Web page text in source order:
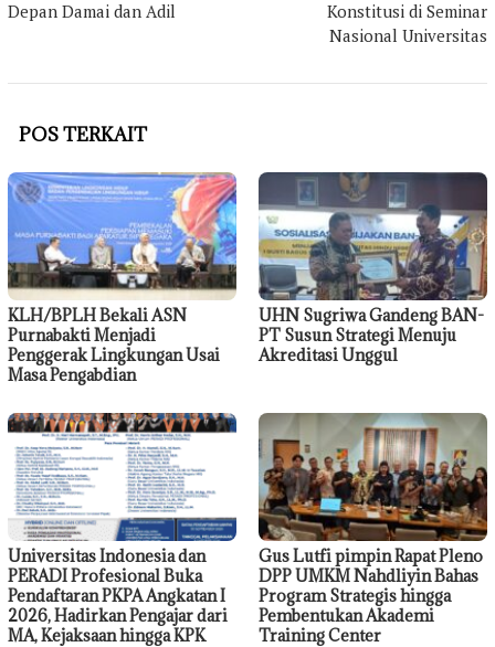
Depan Damai dan Adil
Konstitusi di Seminar
Nasional Universitas
POS TERKAIT
KLH/BPLH Bekali ASN
Purnabakti Menjadi
Penggerak Lingkungan Usai
Masa Pengabdian
UHN Sugriwa Gandeng BAN-
PT Susun Strategi Menuju
Akreditasi Unggul
Universitas Indonesia dan
PERADI Profesional Buka
Pendaftaran PKPA Angkatan I
2026, Hadirkan Pengajar dari
MA, Kejaksaan hingga KPK
Gus Lutfi pimpin Rapat Pleno
DPP UMKM Nahdliyin Bahas
Program Strategis hingga
Pembentukan Akademi
Training Center